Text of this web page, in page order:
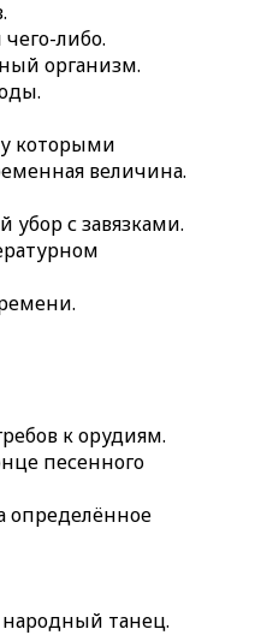
либо.
организм.
которыми
величина.
с завязками.
к орудиям.
песенного
определённое
танец.